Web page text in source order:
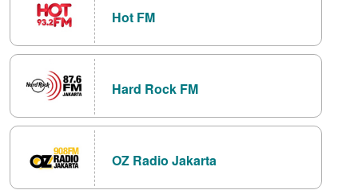
Hot FM
Hard Rock FM
OZ Radio Jakarta